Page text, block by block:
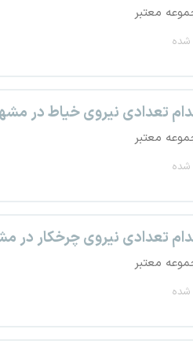
معتبر
تعدادی نیروی خیاط در
معتبر
تعدادی نیروی چرخکار در
معتبر